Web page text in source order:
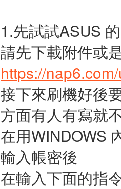
1.先試試ASUS 的
請先下載附件或
https://
接下來刷機好後
方面有人有寫就
在用WINDOWS
輸入帳密後
在輸入下面的指